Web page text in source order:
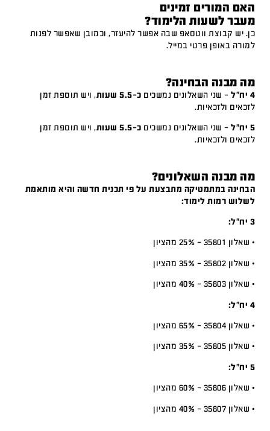
האם המורים זמינים
מעבר לשעות הלימוד?
כן. יש קבוצת ווטסאפ שבה אפשר להיעזר, וכמובן שאפשר לפנות
למורה באופן פרטי במייל.
מה מבנה הבחינה?
4 יח"ל – שני השאלונים נמשכים כ-5.5 שעות
, ויש תוספת זמן
לזכאים ולזכאיות.
5 יח"ל – שני השאלונים נמשכים כ-5.5 שעות
, ויש תוספת זמן
לזכאים ולזכאיות.
מה מבנה השאלונים?
הבחינה במתמטיקה מתבצעת על פי תכנית חדשה והיא מותאמת
לשלוש רמות לימוד:
3 יח”ל:
• שאלון 35801 – 25% מהציון
• שאלון 35802 – 35% מהציון
• שאלון 35803 – 40% מהציון
4 יח”ל:
• שאלון 35804 – 65% מהציון
• שאלון 35805 – 35% מהציון
5 יח”ל:
• שאלון 35806 – 60% מהציון
• שאלון 35807 – 40% מהציון